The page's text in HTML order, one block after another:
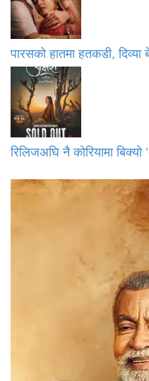
पारसको हातमा हतकडी,
रिलिजअघि नै कोरियामा बिक्यो